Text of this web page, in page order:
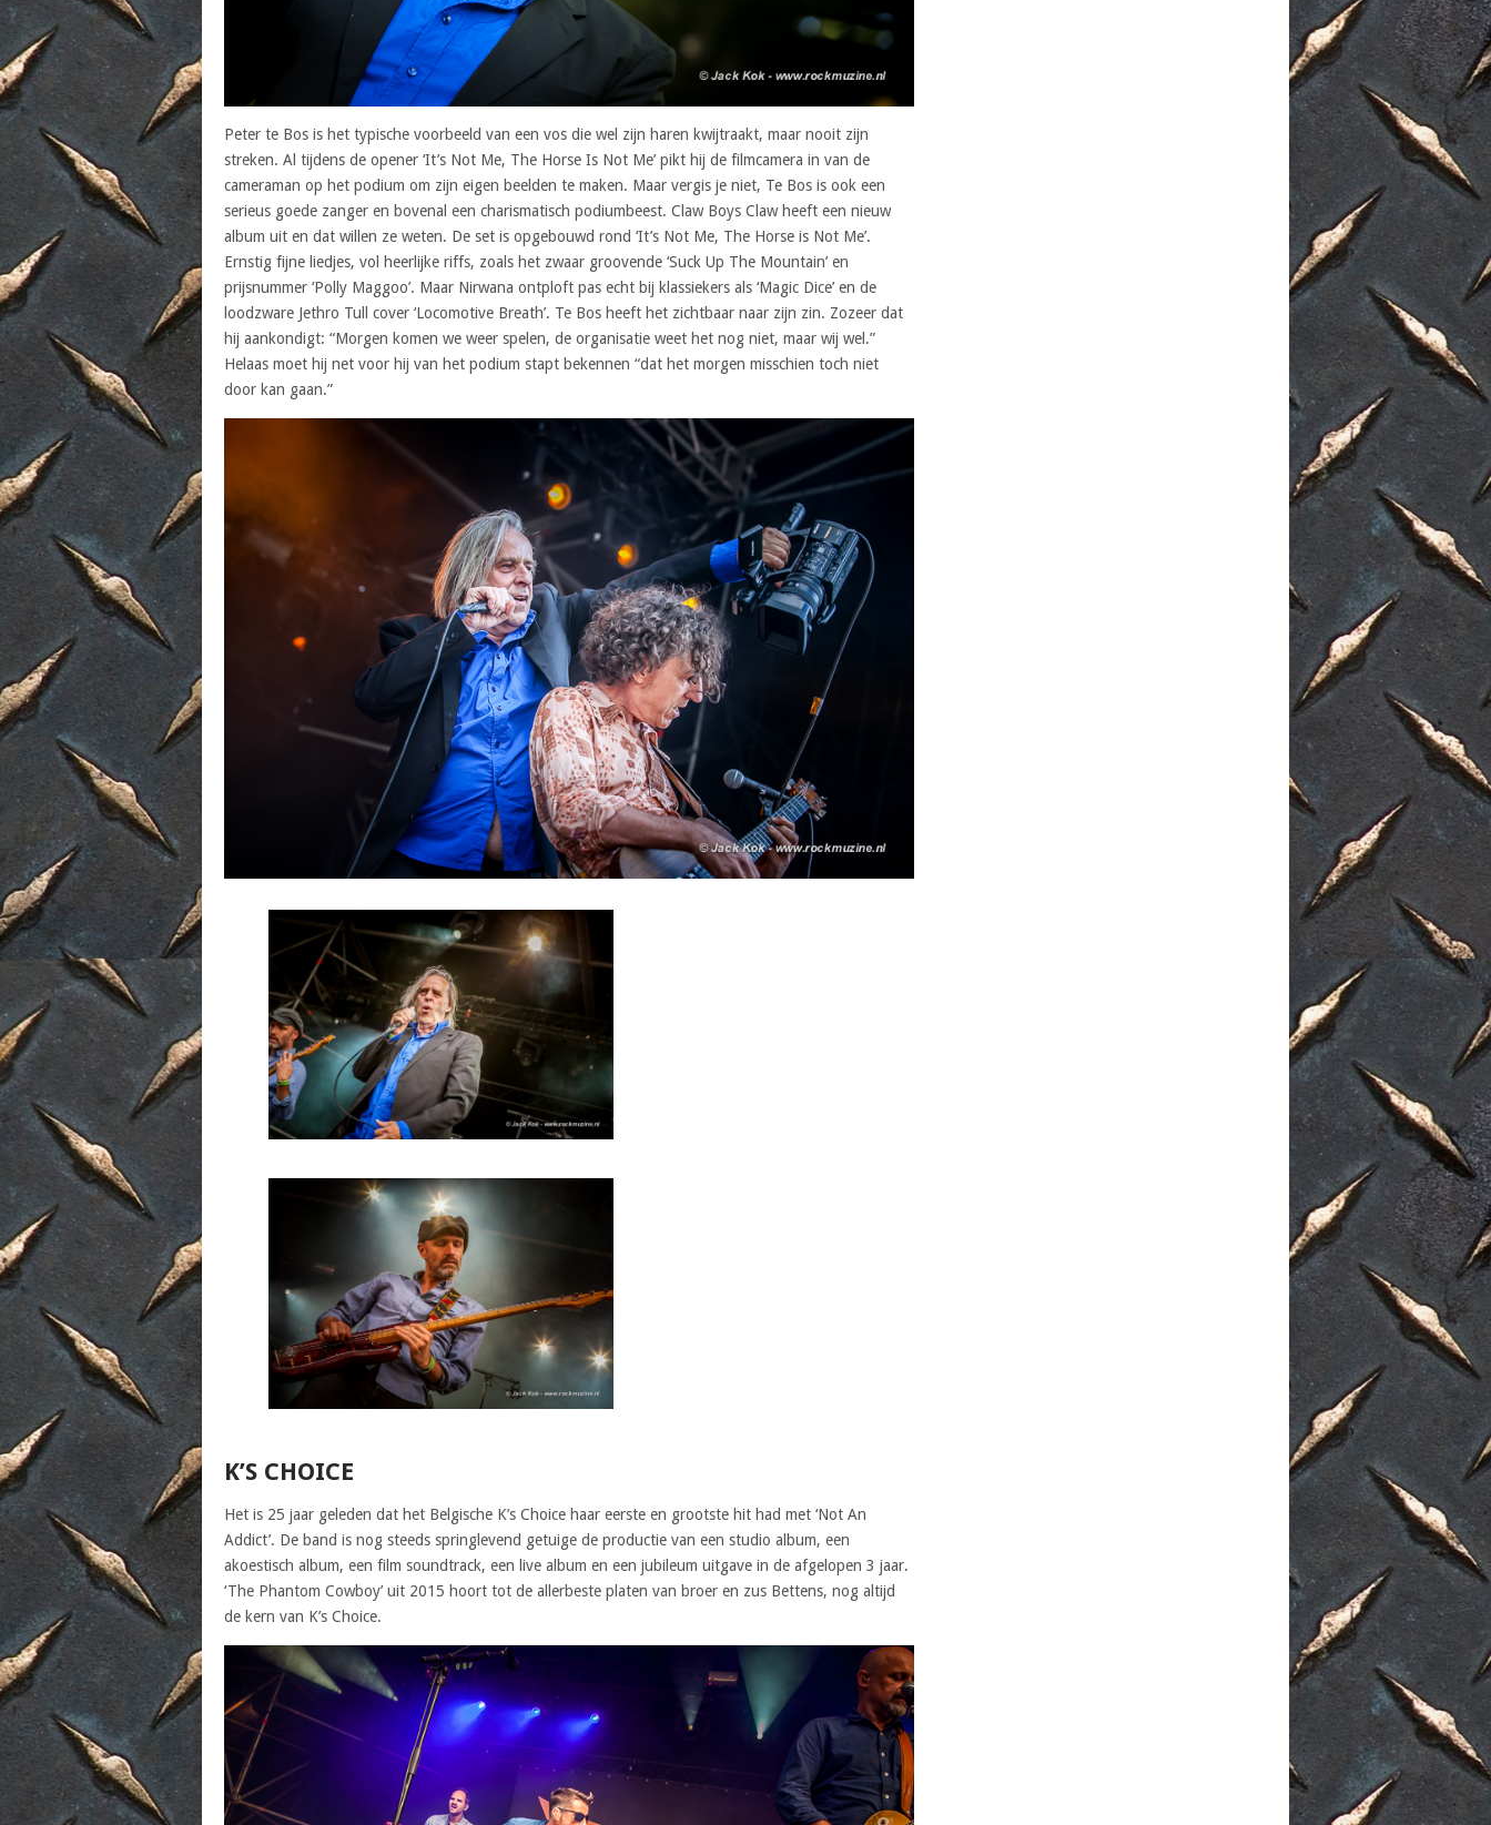
Peter te Bos is het typische voorbeeld van een vos die wel zijn haren kwijtraakt, maar nooit zijn
streken. Al tijdens de opener ‘It’s Not Me, The Horse Is Not Me’ pikt hij de filmcamera in van de
cameraman op het podium om zijn eigen beelden te maken. Maar vergis je niet, Te Bos is ook een
serieus goede zanger en bovenal een charismatisch podiumbeest. Claw Boys Claw heeft een nieuw
album uit en dat willen ze weten. De set is opgebouwd rond ‘It’s Not Me, The Horse is Not Me’.
Ernstig fijne liedjes, vol heerlijke riffs, zoals het zwaar groovende ‘Suck Up The Mountain’ en
prijsnummer ‘Polly Maggoo’. Maar Nirwana ontploft pas echt bij klassiekers als ‘Magic Dice’ en de
loodzware Jethro Tull cover ‘Locomotive Breath’. Te Bos heeft het zichtbaar naar zijn zin. Zozeer dat
hij aankondigt: “Morgen komen we weer spelen, de organisatie weet het nog niet, maar wij wel.”
Helaas moet hij net voor hij van het podium stapt bekennen “dat het morgen misschien toch niet
door kan gaan.”
K’S CHOICE
Het is 25 jaar geleden dat het Belgische K’s Choice haar eerste en grootste hit had met ‘Not An
Addict’. De band is nog steeds springlevend getuige de productie van een studio album, een
akoestisch album, een film soundtrack, een live album en een jubileum uitgave in de afgelopen 3 jaar.
‘The Phantom Cowboy’ uit 2015 hoort tot de allerbeste platen van broer en zus Bettens, nog altijd
de kern van K’s Choice.